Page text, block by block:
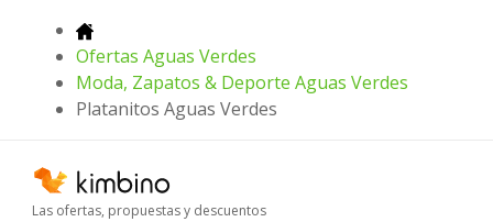
Ofertas Aguas Verdes
Moda, Zapatos & Deporte Aguas Verdes
Platanitos Aguas Verdes
Las ofertas, propuestas y descuentos